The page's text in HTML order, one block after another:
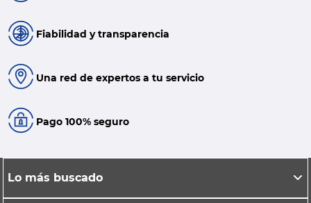
Fiabilidad y transparencia
Una red de expertos a tu servicio
Pago 100% seguro
Lo más buscado